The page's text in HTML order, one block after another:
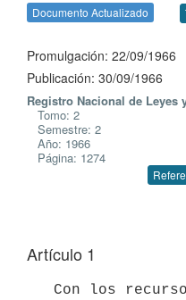
Documento Actualizado
Promulgación: 22/09/1966
Publicación: 30/09/1966
Registro Nacional de Leyes
Tomo: 2
Semestre: 2
Año: 1966
Página: 1274
Artículo 1